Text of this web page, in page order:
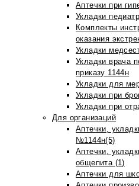
Аптечки при
Укладки
Комплекты
оказания
Укладки
Укладки врача
приказу 1144н
Укладки для
Укладки при
Укладки при
Для организаций
Аптечки,
№1144н(5)
Аптечки,
общепита (1)
Аптечки для